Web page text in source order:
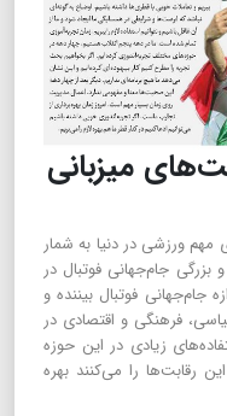
میزبانی
مهم ورزشی در دنیا به شمار
بزرگی جام‌جهانی فوتبال در
جام‌جهانی فوتبال بیننده و
فرهنگی و اقتصادی در
زیادی در این حوزه
رقابت‌ها را می‌کنند بهره